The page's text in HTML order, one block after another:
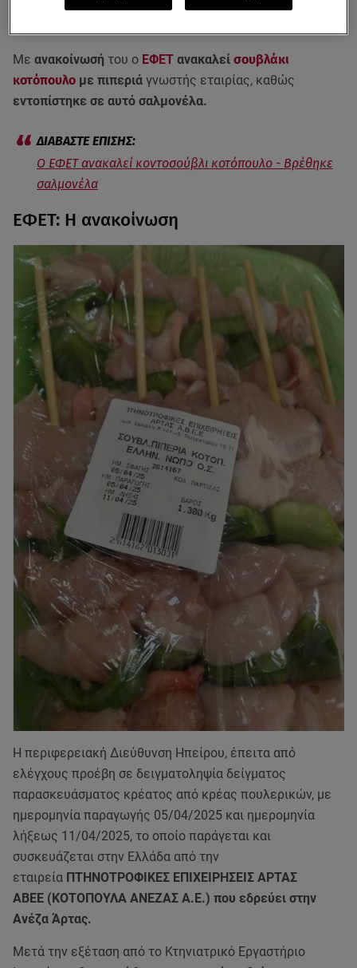
Με ανακοίνωσή του ο ΕΦΕΤ ανακαλεί σουβλάκι
κοτόπουλο με πιπεριά γνωστής εταιρίας, καθώς
εντοπίστηκε σε αυτό σαλμονέλα.
Ο ΕΦΕΤ ανακαλεί κοντοσούβλι κοτόπουλο - Βρέθηκε
σαλμονέλα
ΕΦΕΤ: Η ανακοίνωση
Η περιφερειακή Διεύθυνση Ηπείρου, έπειτα από
ελέγχους προέβη σε δειγματοληψία δείγματος
παρασκευάσματος κρέατος από κρέας πουλερικών, με
ημερομηνία παραγωγής 05/04/2025 και ημερομηνία
λήξεως 11/04/2025, το οποίο παράγεται και
συσκευάζεται στην Ελλάδα από την
εταιρεία ΠΤΗΝΟΤΡΟΦΙΚΕΣ ΕΠΙΧΕΙΡΗΣΕΙΣ ΑΡΤΑΣ
ΑΒΕΕ (ΚΟΤΟΠΟΥΛΑ ΑΝΕΖΑΣ Α.Ε.) που εδρεύει στην
Ανέζα Άρτας.
Μετά την εξέταση από το Κτηνιατρικό Εργαστήριο